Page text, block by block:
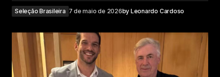
Seleção Brasileira 7 de maio de 2026by Leonardo Cardoso